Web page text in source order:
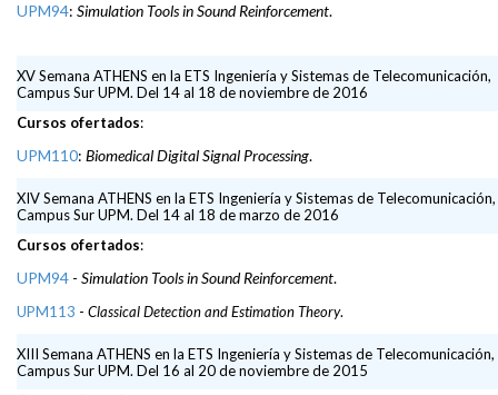
UPM94: Simulation Tools in Sound Reinforcement.
XV Semana ATHENS en la ETS Ingeniería y Sistemas de Telecomunicación,
Campus Sur UPM. Del 14 al 18 de noviembre de 2016
Cursos ofertados:
UPM110: Biomedical Digital Signal Processing.
XIV Semana ATHENS en la ETS Ingeniería y Sistemas de Telecomunicación,
Campus Sur UPM. Del 14 al 18 de marzo de 2016
Cursos ofertados:
UPM94 - Simulation Tools in Sound Reinforcement.
UPM113 - Classical Detection and Estimation Theory.
XIII Semana ATHENS en la ETS Ingeniería y Sistemas de Telecomunicación,
Campus Sur UPM. Del 16 al 20 de noviembre de 2015